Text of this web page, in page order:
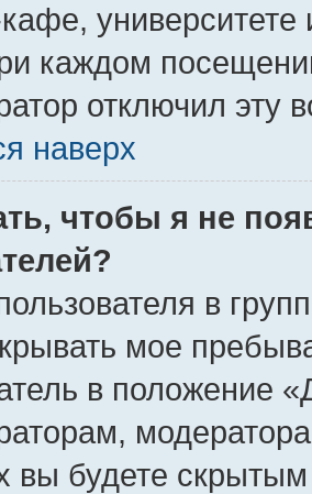
университете
каждом
отключил эту
наверх
чтобы я не
в
мое
в положение
вы будете